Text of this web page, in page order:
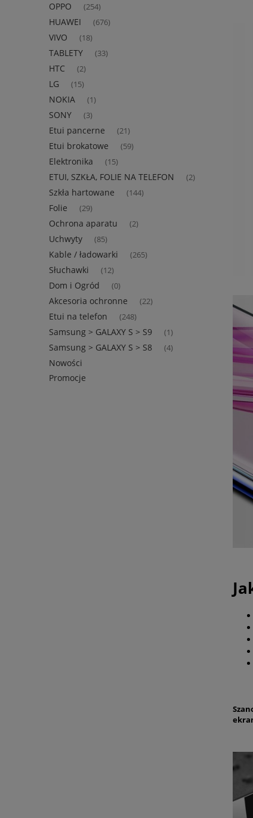
OPPO (254)
HUAWEI (676)
VIVO (18)
TABLETY (33)
HTC (2)
LG (15)
NOKIA (1)
SONY (3)
Etui pancerne (21)
Etui brokatowe (59)
Elektronika (15)
ETUI, SZKŁA, FOLIE NA TELEFON (2)
Szkła hartowane (144)
Folie (29)
Ochrona aparatu (2)
Uchwyty (85)
Kable / ładowarki (265)
Słuchawki (12)
Dom i Ogród (0)
Akcesoria ochronne (22)
Etui na telefon (248)
Samsung > GALAXY S > S9 (1)
Samsung > GALAXY S > S8 (4)
Nowości
Promocje